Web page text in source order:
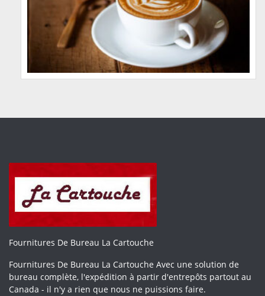
Fournitures De Bureau La Cartouche
Fournitures De Bureau La Cartouche Avec une solution de
bureau complète, l'expédition à partir d'entrepôts partout au
Canada - il n'y a rien que nous ne puissions faire.